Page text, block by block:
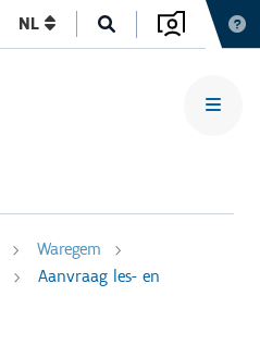
NL
Waregem
Aanvraag les- en